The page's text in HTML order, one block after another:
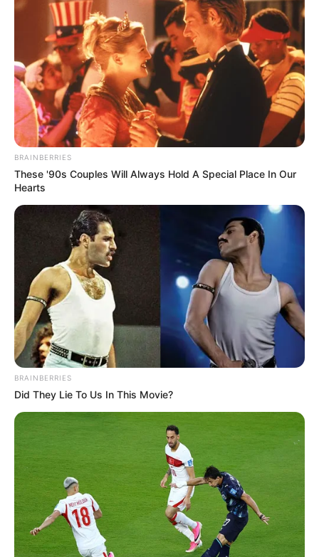
BRAINBERRIES
These '90s Couples Will Always Hold A Special Place In Our
Hearts
BRAINBERRIES
Did They Lie To Us In This Movie?